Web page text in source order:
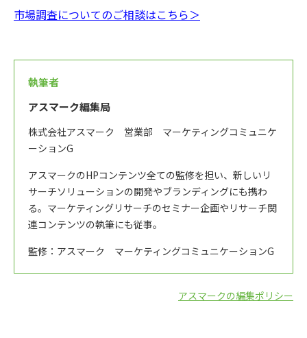
市場調査についてのご相談はこちら＞
執筆者
アスマーク編集局
株式会社アスマーク 営業部 マーケティングコミュニケ
ーションG
アスマークのHPコンテンツ全ての監修を担い、新しいリ
サーチソリューションの開発やブランディングにも携わ
る。マーケティングリサーチのセミナー企画やリサーチ関
連コンテンツの執筆にも従事。
監修：アスマーク マーケティングコミュニケーションG
アスマークの編集ポリシー